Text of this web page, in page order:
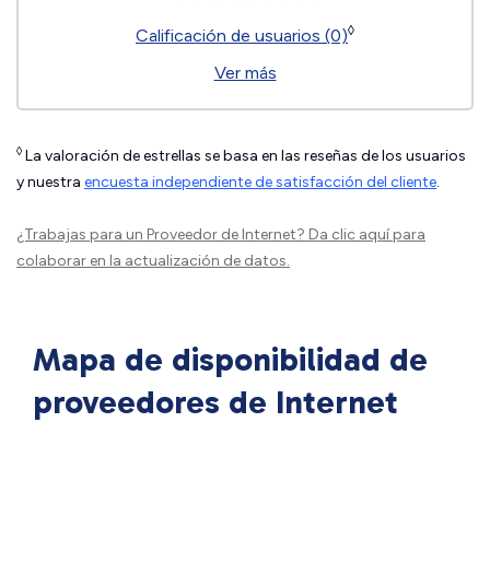
Calificación de usuarios (0)◊
Ver más
◊ La valoración de estrellas se basa en las reseñas de los usuarios
y nuestra encuesta independiente de satisfacción del cliente.
¿Trabajas para un Proveedor de Internet? Da clic aquípara
colaborar en la actualización de datos.
Mapa de disponibilidad de
proveedores de Internet